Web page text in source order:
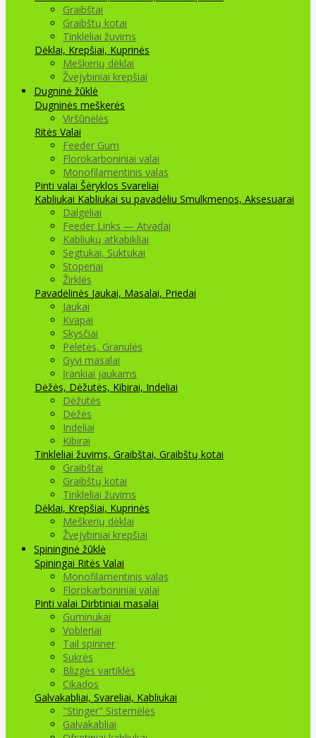
Graibštai
Graibštų kotai
Tinkleliai žuvims
Dėklai, Krepšiai, Kuprinės
Meškerių dėklai
Žvejybiniai krepšiai
Dugninė žūklė
Dugninės meškerės
Viršūnėlės
Ritės Valai
Feeder Gum
Florokarboniniai valai
Monofilamentinis valas
Pinti valai Šėryklos Svareliai
Kabliukai Kabliukai su pavadėliu Smulkmenos, Aksesuarai
Dalgeliai
Feeder Links — Atvadai
Kabliukų atkabikliai
Segtukai, Suktukai
Stoperiai
Žirklės
Pavadėlinės Jaukai, Masalai, Priedai
Jaukai
Kvapai
Skysčiai
Peletės, Granulės
Gyvi masalai
Įrankiai jaukams
Dėžės, Dėžutės, Kibirai, Indeliai
Dėžutės
Dėžės
Indeliai
Kibirai
Tinkleliai žuvims, Graibštai, Graibštų kotai
Graibštai
Graibštų kotai
Tinkleliai žuvims
Dėklai, Krepšiai, Kuprinės
Meškerių dėklai
Žvejybiniai krepšiai
Spininginė žūklė
Spiningai Ritės Valai
Monofilamentinis valas
Florokarboniniai valai
Pinti valai Dirbtiniai masalai
Guminukai
Vobleriai
Tail spinner
Sukrės
Blizgės vartiklės
Cikados
Galvakabliai, Svareliai, Kabliukai
"Stinger" Sistemėlės
Galvakabliai